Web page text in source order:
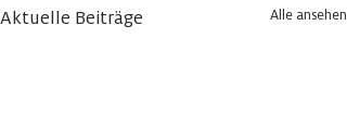
Aktuelle Beiträge Alle ansehen